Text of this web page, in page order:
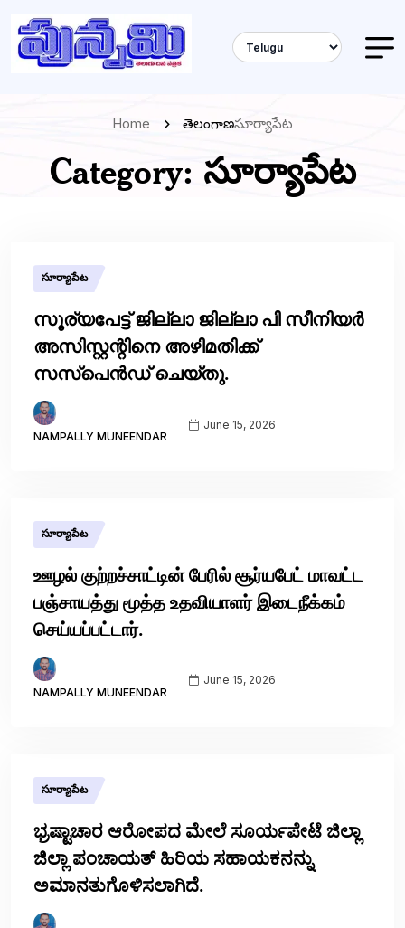
Home తెలంగాణసూర్యాపేట
Category: సూర్యాపేట
సూర్యాపేట
സൂര്യപേട്ട് ജില്ലാ ജില്ലാ പി സീനിയർ
അസിസ്റ്റന്റിനെ അഴിമതിക്ക്
സസ്‌പെൻഡ് ചെയ്തു.
NAMPALLY MUNEENDAR
June 15, 2026
సూర్యాపేట
ஊழல் குற்றச்சாட்டின் பேரில் சூர்யபேட் மாவட்ட
பஞ்சாயத்து மூத்த உதவியாளர் இடைநீக்கம்
செய்யப்பட்டார்.
NAMPALLY MUNEENDAR
June 15, 2026
సూర్యాపేట
ಭ್ರಷ್ಟಾಚಾರ ಆರೋಪದ ಮೇಲೆ ಸೂರ್ಯಪೇಟೆ ಜಿಲ್ಲಾ
ಜಿಲ್ಲಾ ಪಂಚಾಯತ್ ಹಿರಿಯ ಸಹಾಯಕನನ್ನು
ಅಮಾನತುಗೊಳಿಸಲಾಗಿದೆ.